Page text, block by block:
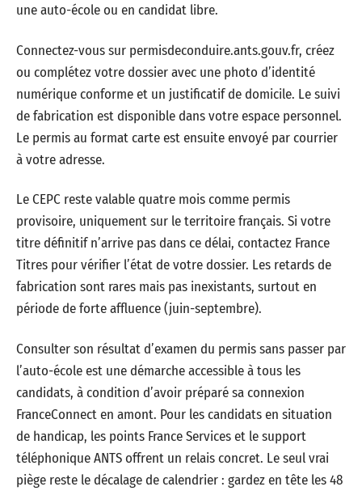
une auto-école ou en candidat libre.
Connectez-vous sur permisdeconduire.ants.gouv.fr, créez
ou complétez votre dossier avec une photo d’identité
numérique conforme et un justificatif de domicile. Le suivi
de fabrication est disponible dans votre espace personnel.
Le permis au format carte est ensuite envoyé par courrier
à votre adresse.
Le CEPC reste valable quatre mois comme permis
provisoire, uniquement sur le territoire français. Si votre
titre définitif n’arrive pas dans ce délai, contactez France
Titres pour vérifier l’état de votre dossier. Les retards de
fabrication sont rares mais pas inexistants, surtout en
période de forte affluence (juin-septembre).
Consulter son résultat d’examen du permis sans passer par
l’auto-école est une démarche accessible à tous les
candidats, à condition d’avoir préparé sa connexion
FranceConnect en amont. Pour les candidats en situation
de handicap, les points France Services et le support
téléphonique ANTS offrent un relais concret. Le seul vrai
piège reste le décalage de calendrier : gardez en tête les 48